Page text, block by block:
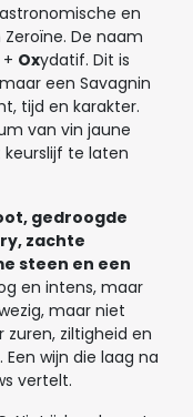
en
De naam
Oxydatif. Dit is
een Savagnin
tijd en karakter.
van vin jaune
te laten
gedroogde
zachte
steen en een
en intens, maar
maar niet
zuren, ziltigheid en
wijn die laag na
vertelt.